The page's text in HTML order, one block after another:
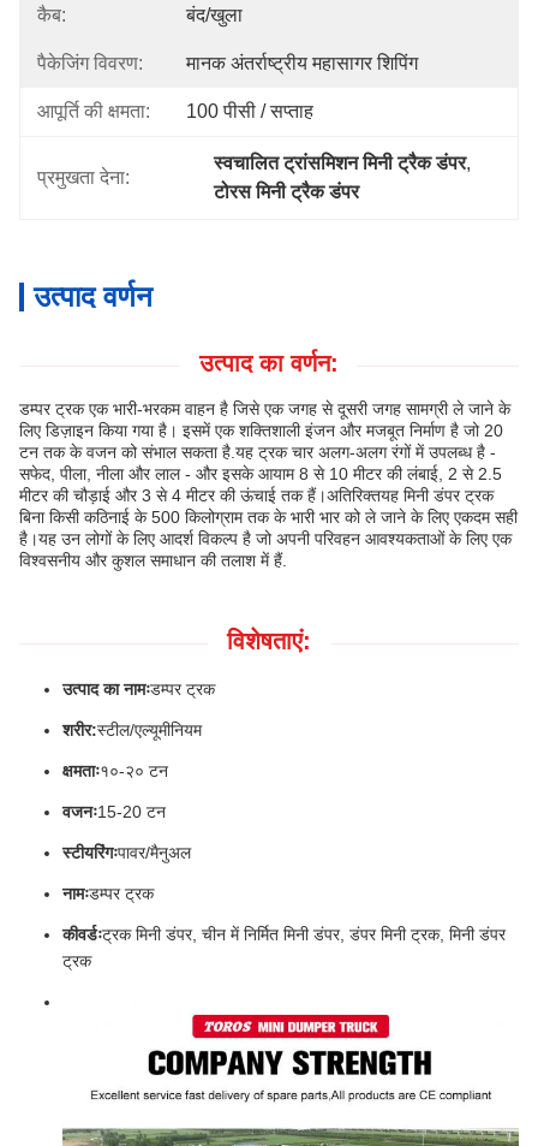
कैब: बंद/खुला
पैकेजिंग विवरण: मानक अंतर्राष्ट्रीय महासागर शिपिंग
आपूर्ति की क्षमता: 100 पीसी / सप्ताह
प्रमुखता देना:
स्वचालित ट्रांसमिशन मिनी ट्रैक डंपर,
टोरस मिनी ट्रैक डंपर
उत्पाद वर्णन
उत्पाद का वर्णन:
डम्पर ट्रक एक भारी-भरकम वाहन है जिसे एक जगह से दूसरी जगह सामग्री ले जाने के
लिए डिज़ाइन किया गया है। इसमें एक शक्तिशाली इंजन और मजबूत निर्माण है जो 20
टन तक के वजन को संभाल सकता है.यह ट्रक चार अलग-अलग रंगों में उपलब्ध है -
सफेद, पीला, नीला और लाल - और इसके आयाम 8 से 10 मीटर की लंबाई, 2 से 2.5
मीटर की चौड़ाई और 3 से 4 मीटर की ऊंचाई तक हैं।अतिरिक्तयह मिनी डंपर ट्रक
बिना किसी कठिनाई के 500 किलोग्राम तक के भारी भार को ले जाने के लिए एकदम सही
है।यह उन लोगों के लिए आदर्श विकल्प है जो अपनी परिवहन आवश्यकताओं के लिए एक
विश्वसनीय और कुशल समाधान की तलाश में हैं.
विशेषताएं:
उत्पाद का नामःडम्पर ट्रक
शरीर:स्टील/एल्यूमीनियम
क्षमताः१०-२० टन
वजनः15-20 टन
स्टीयरिंगःपावर/मैनुअल
नामःडम्पर ट्रक
कीवर्डःट्रक मिनी डंपर, चीन में निर्मित मिनी डंपर, डंपर मिनी ट्रक, मिनी डंपर
ट्रक